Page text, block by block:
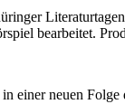
bearbeitet.
einer neuen Folge